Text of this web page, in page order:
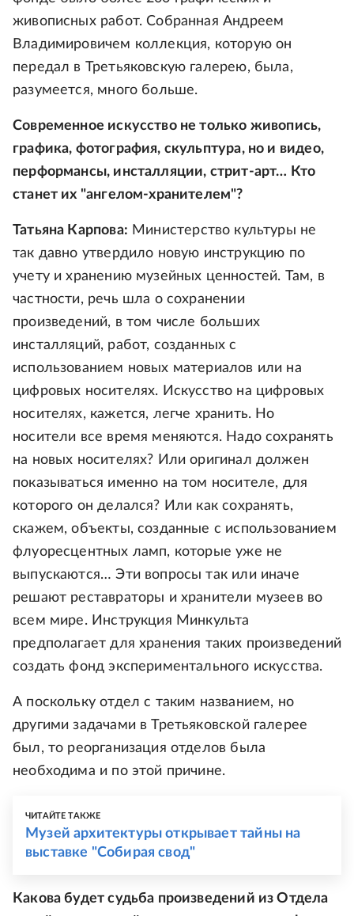
живописных работ. Собранная Андреем
Владимировичем коллекция, которую он
передал в Третьяковскую галерею, была,
разумеется, много больше.
Современное искусство не только живопись,
графика, фотография, скульптура, но и видео,
перформансы, инсталляции, стрит-арт… Кто
станет их "ангелом-хранителем"?
Татьяна Карпова: Министерство культуры не
так давно утвердило новую инструкцию по
учету и хранению музейных ценностей. Там, в
частности, речь шла о сохранении
произведений, в том числе больших
инсталляций, работ, созданных с
использованием новых материалов или на
цифровых носителях. Искусство на цифровых
носителях, кажется, легче хранить. Но
носители все время меняются. Надо сохранять
на новых носителях? Или оригинал должен
показываться именно на том носителе, для
которого он делался? Или как сохранять,
скажем, объекты, созданные с использованием
флуоресцентных ламп, которые уже не
выпускаются… Эти вопросы так или иначе
решают реставраторы и хранители музеев во
всем мире. Инструкция Минкульта
предполагает для хранения таких произведений
создать фонд экспериментального искусства.
А поскольку отдел с таким названием, но
другими задачами в Третьяковской галерее
был, то реорганизация отделов была
необходима и по этой причине.
ЧИТАЙТЕ ТАКЖЕ
Музей архитектуры открывает тайны на
выставке "Собирая свод"
Какова будет судьба произведений из Отдела